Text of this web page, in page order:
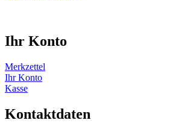
Ihr Konto
Merkzettel
Ihr Konto
Kasse
Kontaktdaten